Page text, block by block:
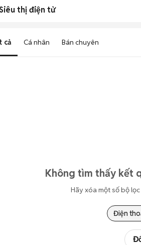
thị điện tử
cả Cá nhân Bán chuyên
Không tìm thấy kết
Hãy xóa một số bộ
Điện